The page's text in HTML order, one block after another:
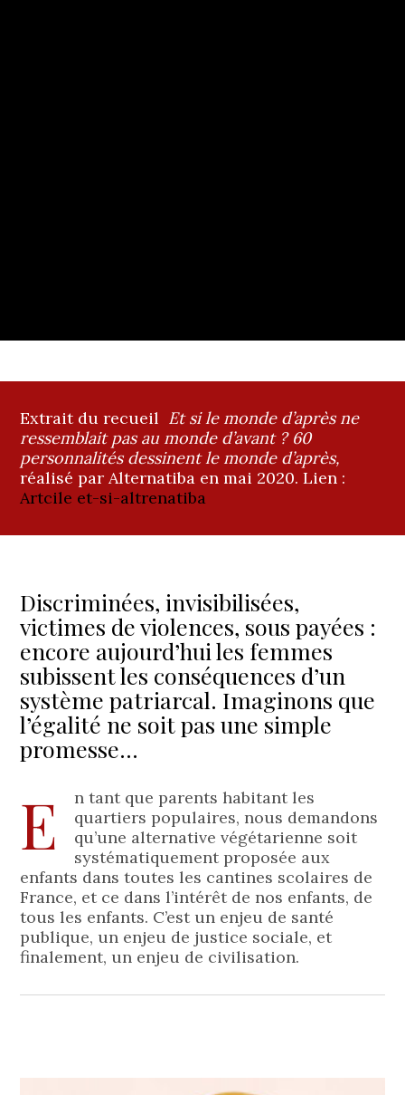
Extrait du recueil Et si le monde d’après ne
ressemblait pas au monde d’avant ? 60
personnalités dessinent le monde d’après,
réalisé par Alternatiba en mai 2020. Lien :
Artcile et-si-altrenatiba
Discriminées, invisibilisées,
victimes de violences, sous payées :
encore aujourd’hui les femmes
subissent les conséquences d’un
système patriarcal. Imaginons que
l’égalité ne soit pas une simple
promesse…
E
n tant que parents habitant les
quartiers populaires, nous demandons
qu’une alternative végétarienne soit
systématiquement proposée aux
enfants dans toutes les cantines scolaires de
France, et ce dans l’intérêt de nos enfants, de
tous les enfants. C’est un enjeu de santé
publique, un enjeu de justice sociale, et
finalement, un enjeu de civilisation.